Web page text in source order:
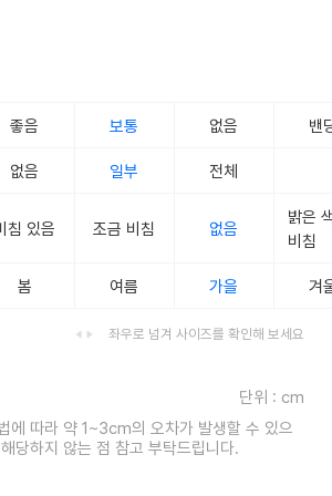
좋음 보통 없음 밴
없음 일부 전체
침 있음 조금 비침 없음
밝은
비침
봄 여름 가을 겨
좌우로 넘겨 사이즈를 확인해 보세요
단위 : cm
에 따라 약 1~3cm의 오차가 발생할 수 있으
당하지 않는 점 참고 부탁드립니다.